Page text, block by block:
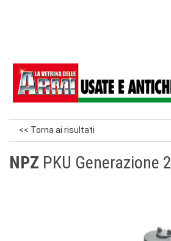
<< Torna ai risultati
NPZ PKU Generazione 2